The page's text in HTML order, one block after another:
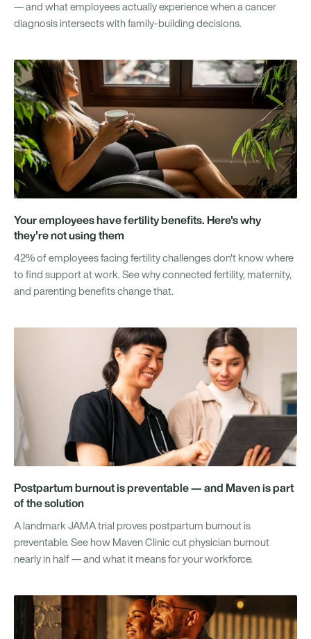
— and what employees actually experience when a cancer
diagnosis intersects with family-building decisions.
Your employees have fertility benefits. Here's why
they're not using them
42% of employees facing fertility challenges don't know where
to find support at work. See why connected fertility, maternity,
and parenting benefits change that.
Postpartum burnout is preventable — and Maven is part
of the solution
A landmark JAMA trial proves postpartum burnout is
preventable. See how Maven Clinic cut physician burnout
nearly in half — and what it means for your workforce.